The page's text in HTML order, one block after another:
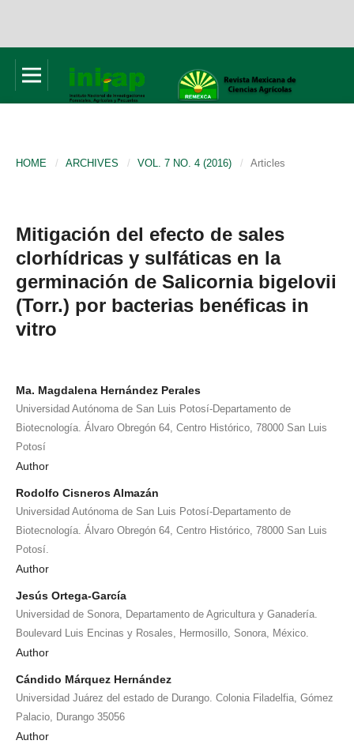
HOME / ARCHIVES / VOL. 7 NO. 4 (2016) / Articles
Mitigación del efecto de sales
clorhídricas y sulfáticas en la
germinación de Salicornia bigelovii
(Torr.) por bacterias benéficas in
vitro
Ma. Magdalena Hernández Perales
Universidad Autónoma de San Luis Potosí-Departamento de
Biotecnología. Álvaro Obregón 64, Centro Histórico, 78000 San Luis
Potosí
Author
Rodolfo Cisneros Almazán
Universidad Autónoma de San Luis Potosí-Departamento de
Biotecnología. Álvaro Obregón 64, Centro Histórico, 78000 San Luis
Potosí.
Author
Jesús Ortega-García
Universidad de Sonora, Departamento de Agricultura y Ganadería.
Boulevard Luis Encinas y Rosales, Hermosillo, Sonora, México.
Author
Cándido Márquez Hernández
Universidad Juárez del estado de Durango. Colonia Filadelfia, Gómez
Palacio, Durango 35056
Author